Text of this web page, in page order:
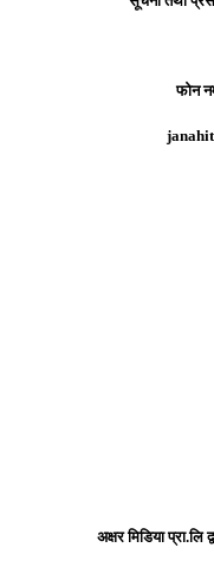
फोन
अक्षर मिडिया